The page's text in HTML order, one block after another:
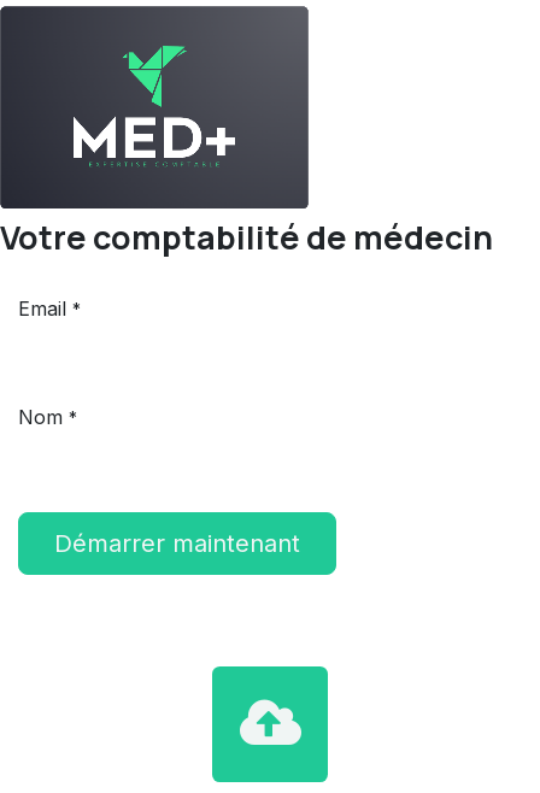
Votre comptabilité de médecin
Email *
Nom *
Démarrer maintenant